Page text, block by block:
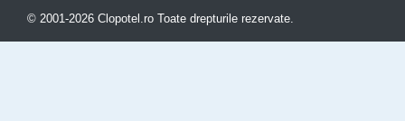
© 2001-2026 Clopotel.ro Toate drepturile rezervate.